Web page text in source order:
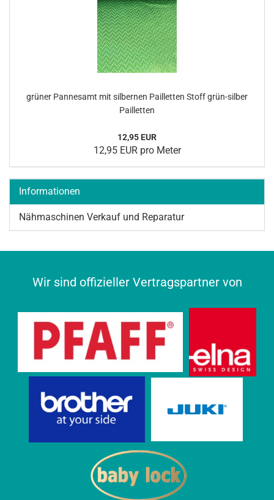
grü­ner Pan­nes­amt mit sil­ber­nen Pail­let­ten Stoff grün-​silber
Pail­let­ten
12,95 EUR
12,95 EUR pro Meter
Informationen
Nähmaschinen Verkauf und Reparatur
Wir sind offizieller Vertragspartner von